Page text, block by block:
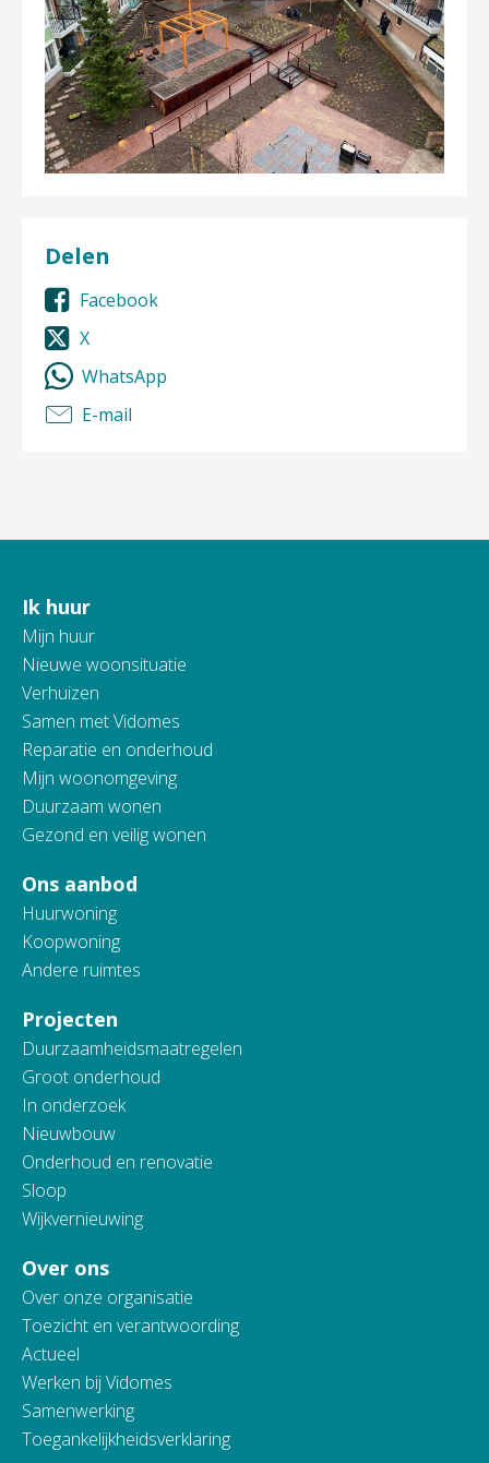
Delen
Facebook
X
WhatsApp
E-mail
Contactinformatie
Ik huur
Mijn huur
Nieuwe woonsituatie
Verhuizen
Samen met Vidomes
Reparatie en onderhoud
Mijn woonomgeving
Duurzaam wonen
Gezond en veilig wonen
Ons aanbod
Huurwoning
Koopwoning
Andere ruimtes
Projecten
Duurzaamheidsmaatregelen
Groot onderhoud
In onderzoek
Nieuwbouw
Onderhoud en renovatie
Sloop
Wijkvernieuwing
Over ons
Over onze organisatie
Toezicht en verantwoording
Actueel
Werken bij Vidomes
Samenwerking
Toegankelijkheidsverklaring